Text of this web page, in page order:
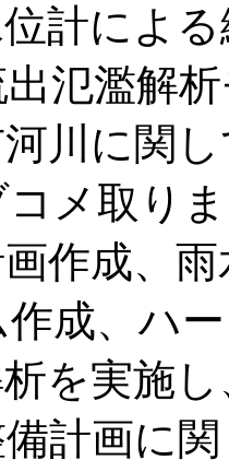
計によ
氾濫解
川に関
メ取り
作成、
成、ハ
を実施
計画に